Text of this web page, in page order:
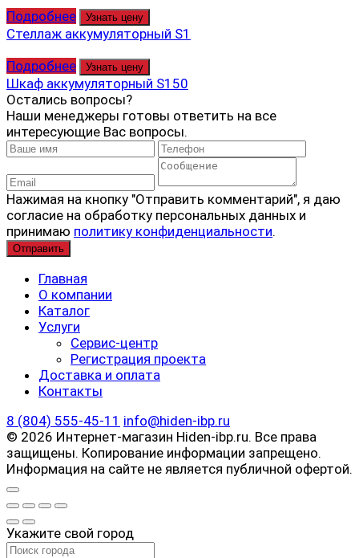
Подробнее Узнать цену
Стеллаж аккумуляторный S1
Подробнее
Узнать цену
Шкаф аккумуляторный S150
Остались вопросы?
Наши менеджеры готовы ответить на все
интересующие Вас вопросы.
Нажимая на кнопку "Отправить комментарий", я даю
согласие на обработку персональных данных и
принимаю политику конфиденциальности.
Главная
О компании
Каталог
Услуги
Сервис-центр
Регистрация проекта
Доставка и оплата
Контакты
8 (804) 555-45-11 info@hiden-ibp.ru
© 2026 Интернет-магазин Hiden-ibp.ru. Все права
защищены. Копирование информации запрещено.
Информация на сайте не является публичной офертой.
Укажите свой город